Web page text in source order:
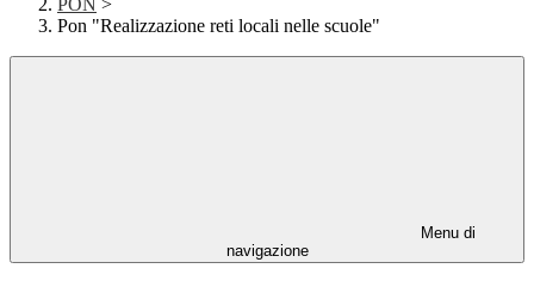
PON >
Pon "Realizzazione reti locali nelle scuole"
Menu di
navigazione